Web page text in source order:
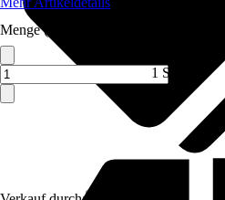
Menge (ST)
1 ST